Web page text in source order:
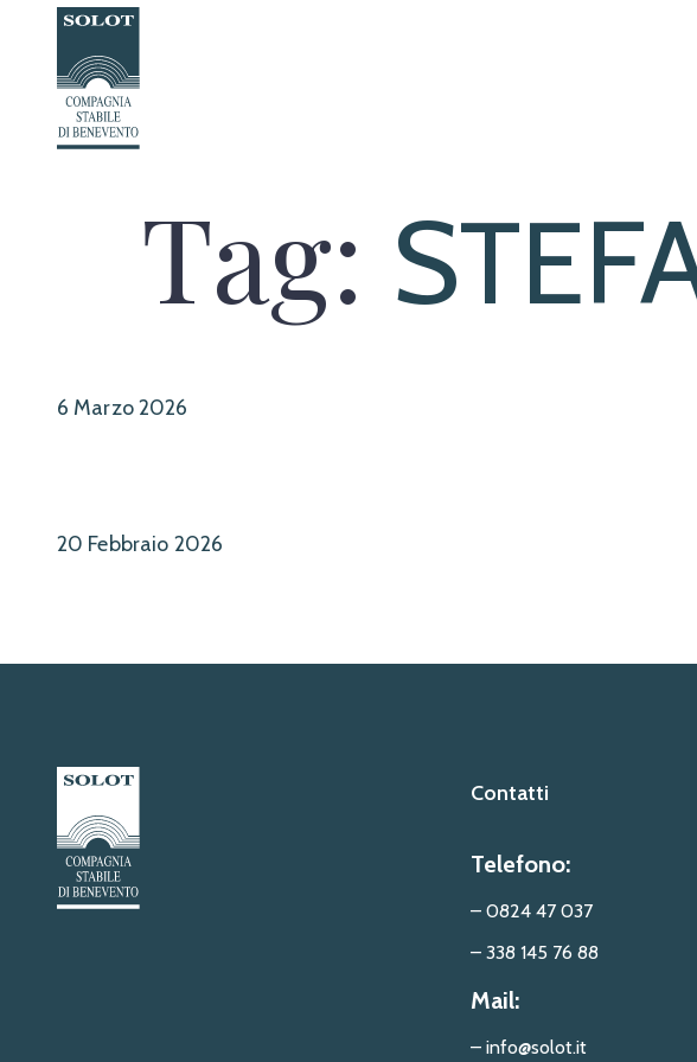
contenuto
Tag:
6 Marzo 2026
20 Febbraio 2026
Contatti
Telefono:
– 0824 47 037
– 338 145 76 88
Mail:
– info@solot.it